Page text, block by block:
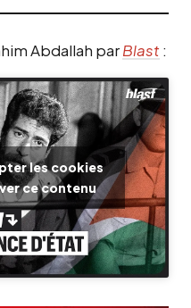
Abdallah parBlast :
les cookies
ce contenu